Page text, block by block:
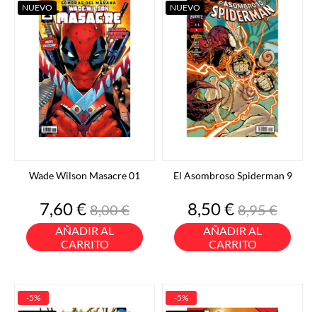
Wade Wilson Masacre 01
Precio
7,60 €Precio
base
8,00 €
AÑADIR AL
CARRITO
NUEVO
El Asombroso Spiderman 9
Precio
8,50 €Precio
base
8,95 €
AÑADIR AL
CARRITO
NUEVO
-5%
-5%